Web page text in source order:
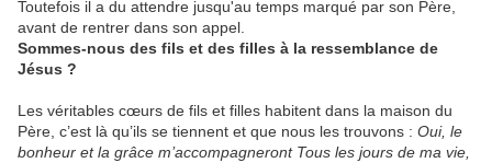
Toutefois il a du attendre jusqu'au temps marqué par son Père,
avant de rentrer dans son appel.
Sommes-nous des fils et des filles à la ressemblance de
Jésus ?
Les véritables cœurs de fils et filles habitent dans la maison du
Père, c’est là qu’ils se tiennent et que nous les trouvons : Oui, le
bonheur et la grâce m’accompagneront Tous les jours de ma vie,